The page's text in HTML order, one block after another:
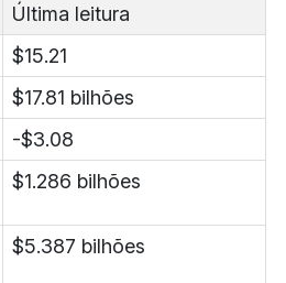
Última leitura
$15.21
$17.81 bilhões
-$3.08
$1.286 bilhões
$5.387 bilhões